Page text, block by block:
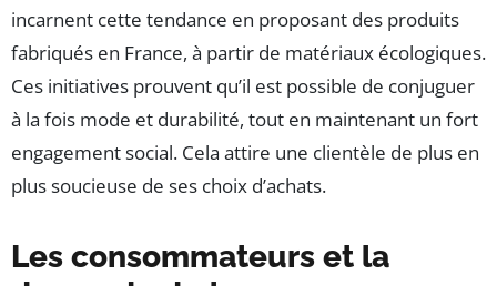
incarnent cette tendance en proposant des produits
fabriqués en France, à partir de matériaux écologiques.
Ces initiatives prouvent qu’il est possible de conjuguer
à la fois mode et durabilité, tout en maintenant un fort
engagement social. Cela attire une clientèle de plus en
plus soucieuse de ses choix d’achats.
Les consommateurs et la